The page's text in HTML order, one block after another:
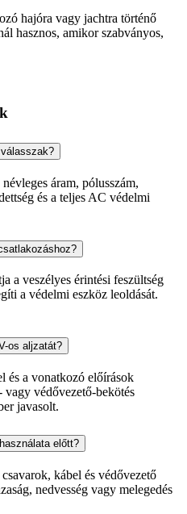
hajóra vagy jachtra történő
hasznos, amikor szabványos,
áram, pólusszám,
és a teljes AC védelmi
a veszélyes érintési feszültség
a védelmi eszköz leoldását.
os aljzatát?
és a vonatkozó előírások
vagy védővezető-bekötés
javasolt.
előtt?
kábel és védővezető
nedvesség vagy melegedés